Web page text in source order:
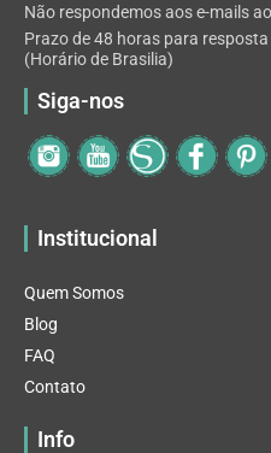
Não respondemos aos e-mails
Prazo de 48 horas para resposta
(Horário de Brasilia)
Siga-nos
Institucional
Quem Somos
Blog
FAQ
Contato
Info